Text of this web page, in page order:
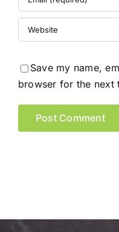
Save my name,
browser for the next